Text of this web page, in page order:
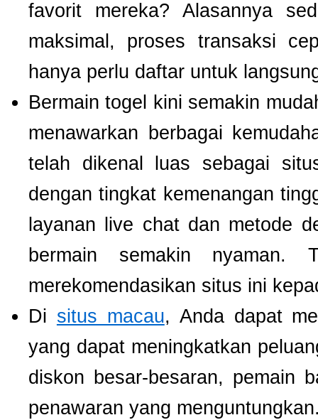
favorit mereka? Alasannya
maksimal, proses transaksi
hanya perlu daftar untuk
Bermain togel kini semakin
menawarkan berbagai
telah dikenal luas sebagai
dengan tingkat kemenangan
layanan live chat dan metode
bermain semakin
merekomendasikan situs ini
Di situs macau, Anda dapat
yang dapat meningkatkan
diskon besar-besaran, pemain
penawaran yang